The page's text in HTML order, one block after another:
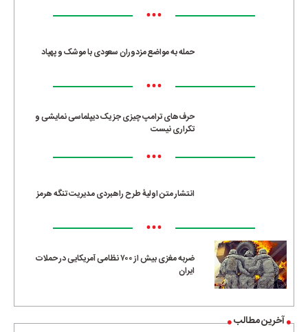
•••
حمله به مواضع مزدوران سعودی با موشک و پهپاد
•••
حرف‌های ترامپ چیزی جز یک دیپلماسی نمایشی و
تکراری نیست
•••
انتشار متن اولیۀ طرح راهبردی مدیریت تنگه هرمز
•••
ضربه مغزی بیش از ۷۰۰ نظامی آمریکایی در حملات
ایران
آخرین مطالب